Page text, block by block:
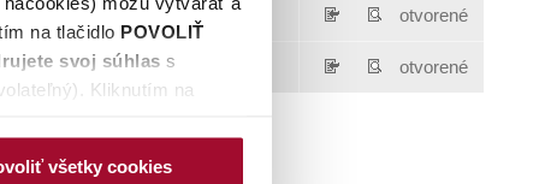
na tlačidlo POVOLIŤ
svoj súhlas s
Kliknutím na
zmeniť prostredníctvom
všetky cookies
otvorené
otvorené